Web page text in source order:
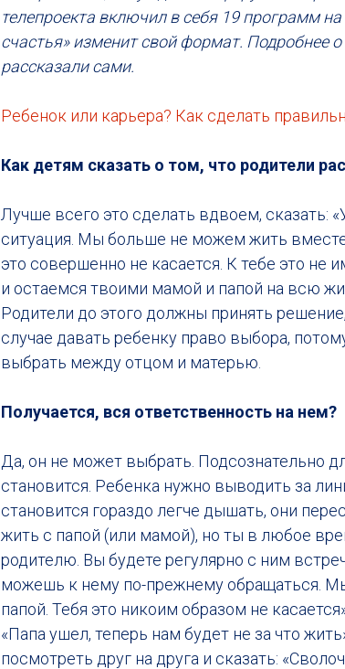
телепроекта включил в себя 19 программ
счастья» изменит свой формат. Подробнее
рассказали сами.
Ребенок или карьера? Как сделать
Как детям сказать о том, что родители
Лучше всего это сделать вдвоем, сказать:
ситуация. Мы больше не можем жить
это совершенно не касается. К тебе это не
и остаемся твоими мамой и папой на всю
Родители до этого должны принять
случае давать ребенку право выбора,
выбрать между отцом и матерью.
Получается, вся ответственность на нем?
Да, он не может выбрать. Подсознательно
становится. Ребенка нужно выводить за
становится гораздо легче дышать, они
жить с папой (или мамой), но ты в любое
родителю. Вы будете регулярно с ним
можешь к нему по-прежнему обращаться.
папой. Тебя это никоим образом не
«Папа ушел, теперь нам будет не за что
посмотреть друг на друга и сказать: